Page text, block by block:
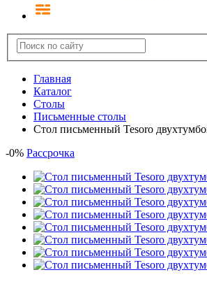
Главная
Каталог
Столы
Письменные столы
Cтол письменный Tesoro
-0% Рассрочка